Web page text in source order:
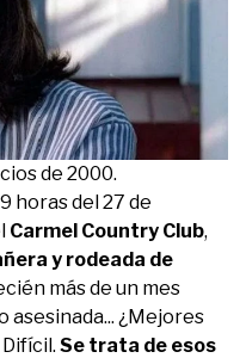
de 2000.
horas del 27 de
Carmel Country Club,
y rodeada de
más de un mes
asesinada... ¿Mejores
Se trata de esos